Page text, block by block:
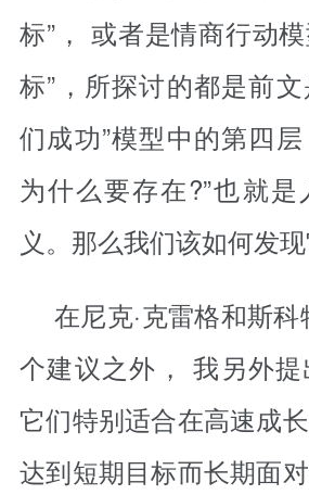
标”， 或者是情商行动
标”，所探讨的都是前
们成功”模型中的第四
为什么要存在?”也就
义。那么我们该如何发
在尼克·克雷格和斯科
个建议之外， 我另外提
它们特别适合在高速成
达到短期目标而长期面